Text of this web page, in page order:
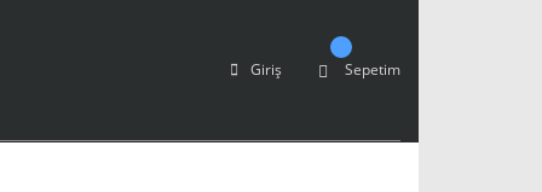
Giriş Sepetim